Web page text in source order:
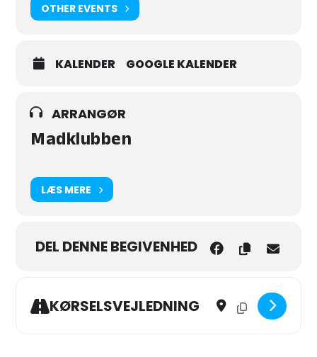
OTHER EVENTS
KALENDER GOOGLE KALENDER
ARRANGØR
Madklubben
LÆS MERE
DEL DENNE BEGIVENHED
KØRSELSVEJLEDNING Address - Madklub
Destination